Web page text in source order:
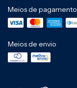
Meios de pagamento
Meios de envio